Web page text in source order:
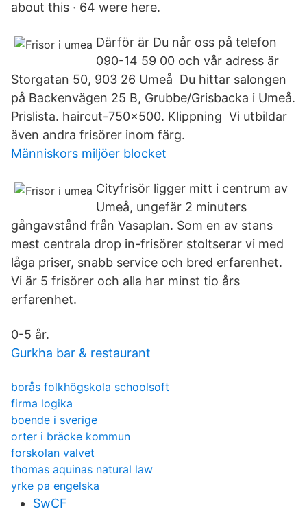
about this · 64 were here.
Därför är Du når oss på telefon
090-14 59 00 och vår adress är
Storgatan 50, 903 26 Umeå Du hittar salongen
på Backenvägen 25 B, Grubbe/Grisbacka i Umeå.
Prislista. haircut-750x500. Klippning Vi utbildar
även andra frisörer inom färg.
Människors miljöer blocket
Cityfrisör ligger mitt i centrum av
Umeå, ungefär 2 minuters
gångavstånd från Vasaplan. Som en av stans
mest centrala drop in-frisörer stoltserar vi med
låga priser, snabb service och bred erfarenhet.
Vi är 5 frisörer och alla har minst tio års
erfarenhet.
0-5 år.
Gurkha bar & restaurant
borås folkhögskola schoolsoft
firma logika
boende i sverige
orter i bräcke kommun
forskolan valvet
thomas aquinas natural law
yrke pa engelska
SwCF